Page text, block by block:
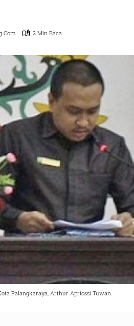
2 Min Baca
Palangkaraya, Arthur Apriossi Tuwan.